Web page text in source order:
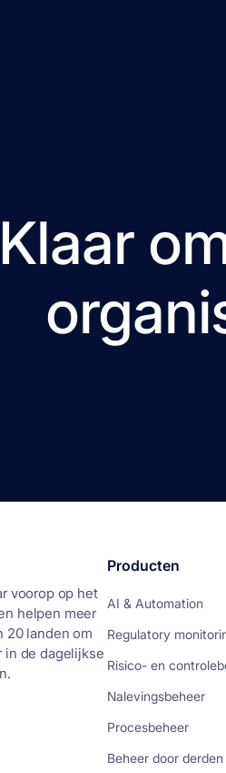
Klaar
voorop op het
helpen meer
20 landen om
in de dagelijkse
Producten
AI & Automation
Regulatory
Risico- en
Nalevingsbeheer
Procesbeheer
Beheer door derden